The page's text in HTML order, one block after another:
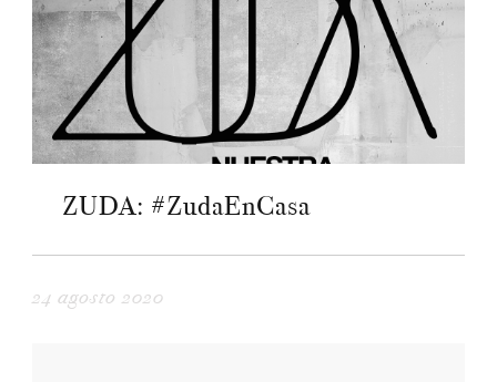
ZUDA: #ZudaEnCasa
24 agosto 2020